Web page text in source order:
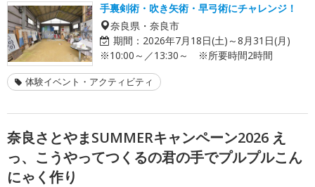
手裏剣術・吹き矢術・早弓術にチャレンジ！
奈良県・奈良市
期間： 2026年7月18日(土)～8月31日(月)
※10:00～／13:30～ ※所要時間2時間
体験イベント・アクティビティ
奈良さとやまSUMMERキャンペーン2026 え
っ、こうやってつくるの君の手でプルプルこん
にゃく作り